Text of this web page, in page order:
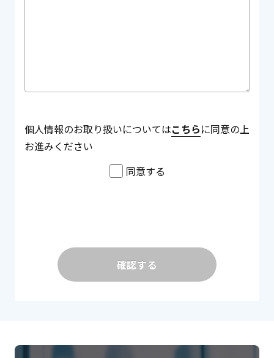
個人情報のお取り扱いについてはこちらに同意の上
お進みください
同意する
確認する